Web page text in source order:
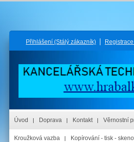
Přihlášení (Stálý zákazník) Registrace
Úvod Doprava Kontakt Věrnostní
Kroužková vazba Kopírování - tisk -